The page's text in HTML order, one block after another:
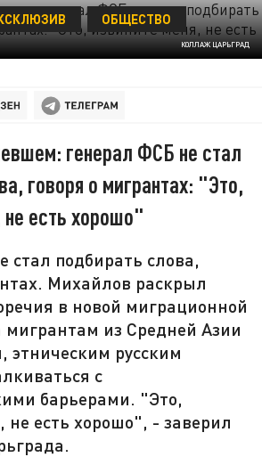
КОЛЛАЖ ЦАРЬГРАД
ОБЩЕСТВО
генерал ФСБ не стал
говоря о мигрантах: "Это,
не есть хорошо"
стал подбирать слова,
Михайлов раскрыл
в новой миграционной
мигрантам из Средней Азии
этническим русским
с
барьерами. "Это,
не есть хорошо", - заверил